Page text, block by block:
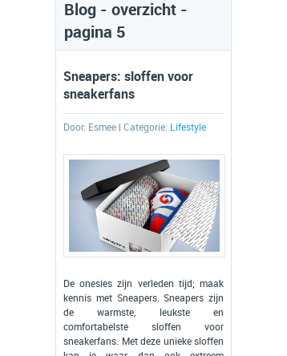
Blog - overzicht -
pagina 5
Sneapers: sloffen voor
sneakerfans
Door: Esmee | Categorie: Lifestyle
De onesies zijn verleden tijd; maak
kennis met Sneapers. Sneapers zijn
de warmste, leukste en
comfortabelste sloffen voor
sneakerfans. Met deze unieke sloffen